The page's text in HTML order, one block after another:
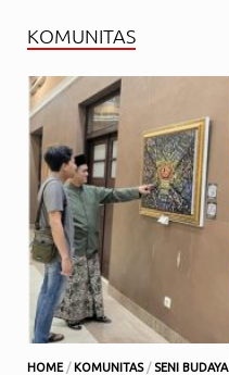
KOMUNITAS
HOME / KOMUNITAS/ SENI BUDAYA